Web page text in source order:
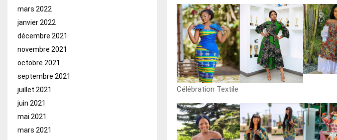
Célébration Textile
mars 2022
janvier 2022
décembre 2021
novembre 2021
octobre 2021
septembre 2021
juillet 2021
juin 2021
mai 2021
mars 2021